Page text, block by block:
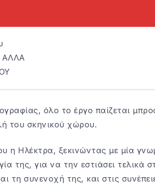
ΑΛΛΑ
όλο το έργο παίζεται
του σκηνικού χώρου.
η Ηλέκτρα, ξεκινώντας με μία
της, για να την εστιάσει τελικά
τη συνενοχή της, και στις